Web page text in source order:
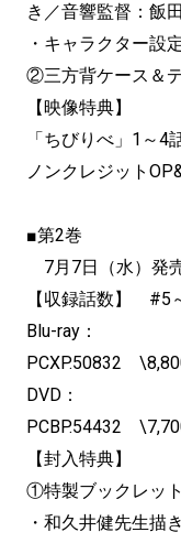
き／音響監督：飯
・キャラクター設
②三方背ケース＆
【映像特典】
「ちびりべ」1～4
ノンクレジット
■第2巻
7月7日（水）発
【収録話数】 #5
Blu-ray：
PCXP.50832
DVD：
PCBP.54432
【封入特典】
①特製ブックレット
・和久井健先生描